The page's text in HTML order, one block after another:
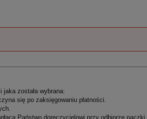
jaka została wybrana:
się po zaksięgowaniu płatności.
Państwo doręczycielowi przy odbiorze paczki.